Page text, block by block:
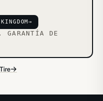
→
DE
→